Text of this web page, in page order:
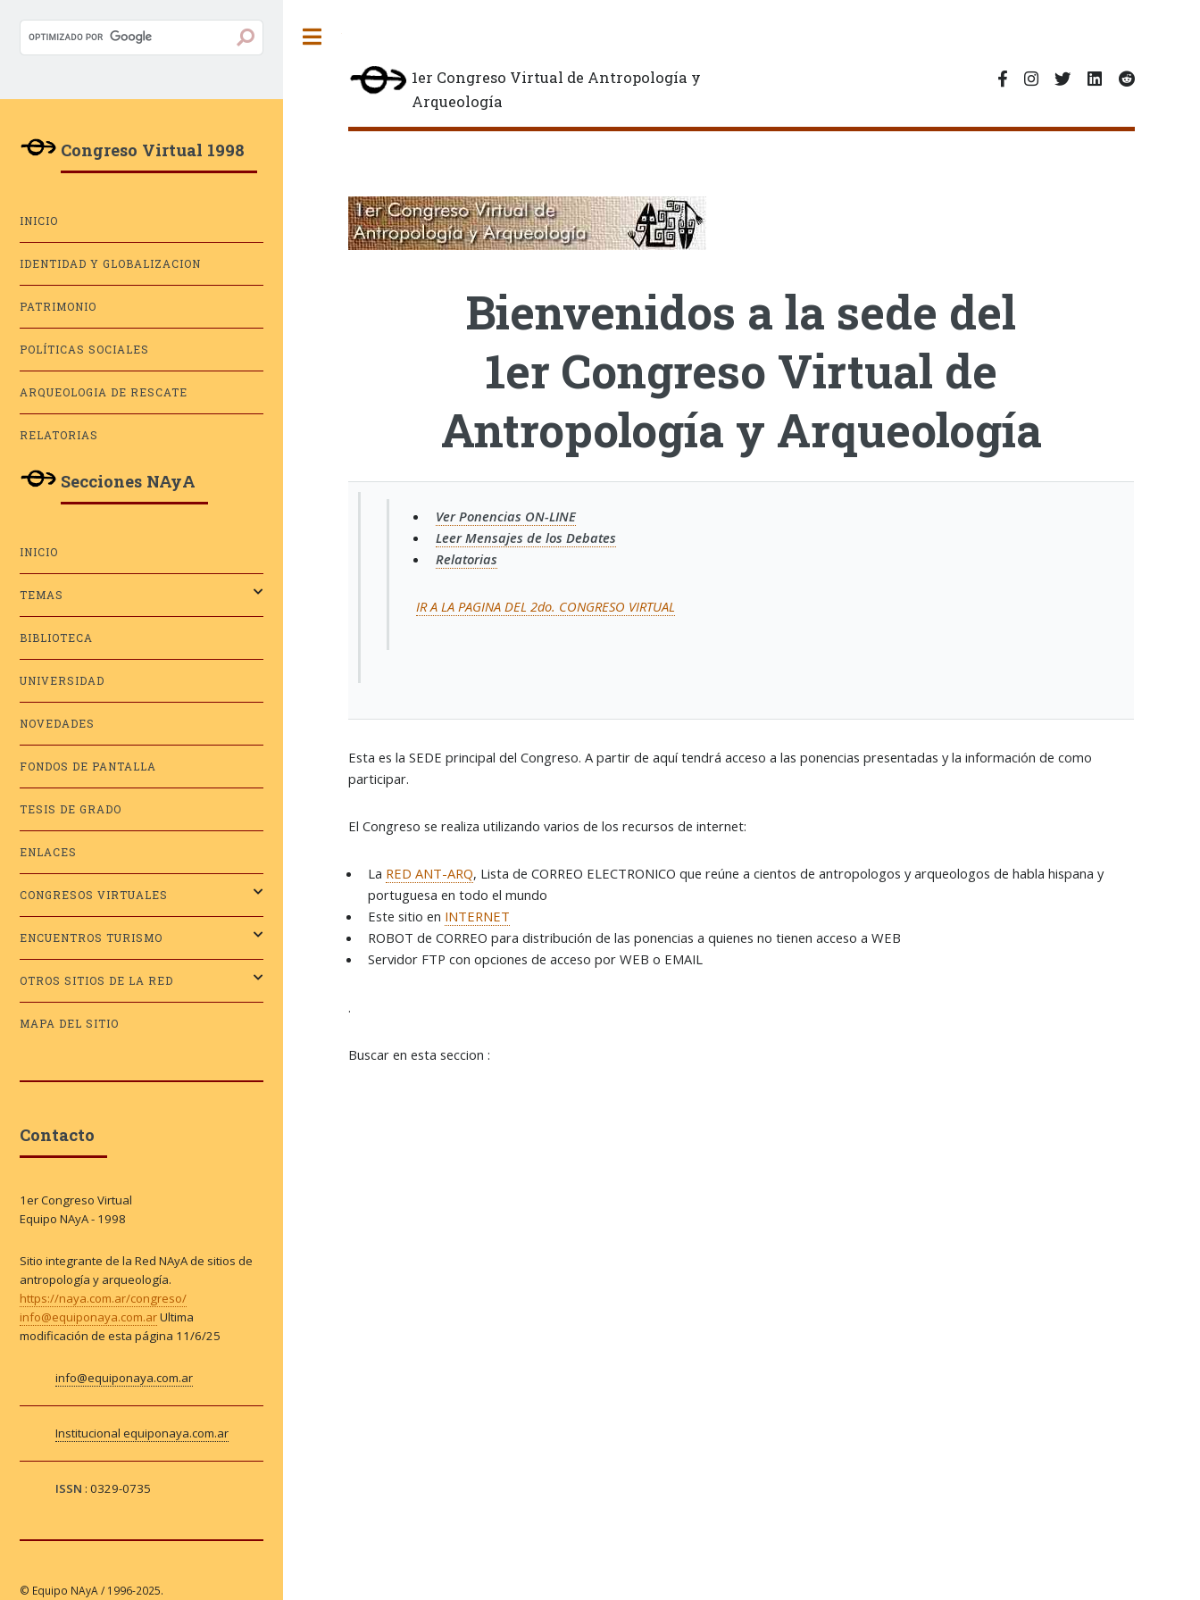
1er Congreso Virtual de Antropología y
Arqueología
Bienvenidos a la sede del
1er Congreso Virtual de
Antropología y Arqueología
Ver Ponencias ON-LINE
Leer Mensajes de los Debates
Relatorias
IR A LA PAGINA DEL 2do. CONGRESO VIRTUAL
Esta es la SEDE principal del Congreso. A partir de aquí tendrá acceso a las ponencias presentadas y la información de como
participar.
El Congreso se realiza utilizando varios de los recursos de internet:
La RED ANT-ARQ, Lista de CORREO ELECTRONICO que reúne a cientos de antropologos y arqueologos de habla hispana y
portuguesa en todo el mundo
Este sitio en INTERNET
ROBOT de CORREO para distribución de las ponencias a quienes no tienen acceso a WEB
Servidor FTP con opciones de acceso por WEB o EMAIL
.
Buscar en esta seccion :
Congreso Virtual 1998
INICIO
IDENTIDAD Y GLOBALIZACION
PATRIMONIO
POLÍTICAS SOCIALES
ARQUEOLOGIA DE RESCATE
RELATORIAS
Secciones NAyA
INICIO
TEMAS
BIBLIOTECA
UNIVERSIDAD
NOVEDADES
FONDOS DE PANTALLA
TESIS DE GRADO
ENLACES
CONGRESOS VIRTUALES
ENCUENTROS TURISMO
OTROS SITIOS DE LA RED
MAPA DEL SITIO
Contacto
1er Congreso Virtual
Equipo NAyA - 1998
Sitio integrante de la Red NAyA de sitios de
antropología y arqueología.
https://naya.com.ar/congreso/
info@equiponaya.com.arUltima
modificación de esta página 11/6/25
info@equiponaya.com.ar
Institucional equiponaya.com.ar
ISSN : 0329-0735
© Equipo NAyA / 1996-2025.
Toggle